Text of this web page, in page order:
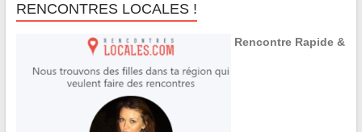
RENCONTRES LOCALES !
Rencontre Rapide &